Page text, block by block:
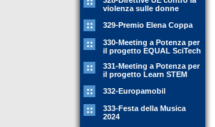
violenza sulle donne
329-Premio Elena Coppa
330-Meeting a Potenza per
il progetto EQUAL SciTech
331-Meeting a Potenza per
il progetto Learn STEM
332-Europamobil
333-Festa della Musica
2024